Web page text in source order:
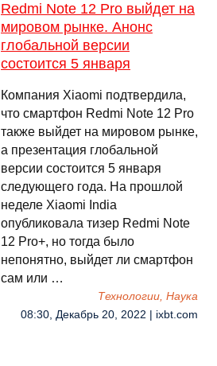
Redmi Note 12 Pro выйдет на
мировом рынке. Анонс
глобальной версии
состоится 5 января
Компания Xiaomi подтвердила,
что смартфон Redmi Note 12 Pro
также выйдет на мировом рынке,
а презентация глобальной
версии состоится 5 января
следующего года. На прошлой
неделе Xiaomi India
опубликовала тизер Redmi Note
12 Pro+, но тогда было
непонятно, выйдет ли смартфон
сам или …
Технологии, Наука
08:30, Декабрь 20, 2022 | ixbt.com